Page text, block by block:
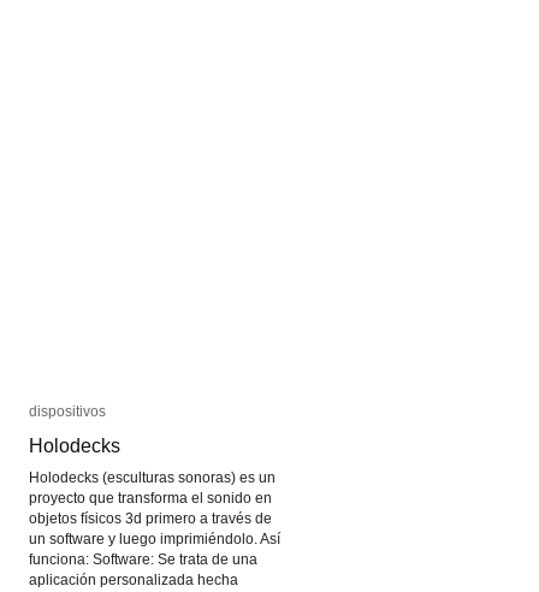
dispositivos
Holodecks
Holodecks (esculturas sonoras) es un
proyecto que transforma el sonido en
objetos físicos 3d primero a través de
un software y luego imprimiéndolo. Así
funciona: Software: Se trata de una
aplicación personalizada hecha
dispositivos
Holodecks